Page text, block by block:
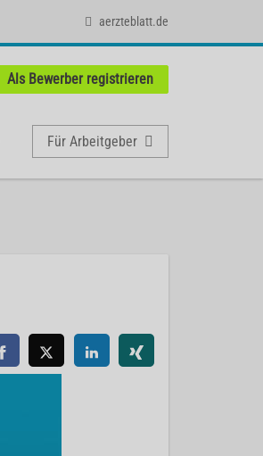
aerzteblatt.de
Als Bewerber registrieren
Für Arbeitgeber